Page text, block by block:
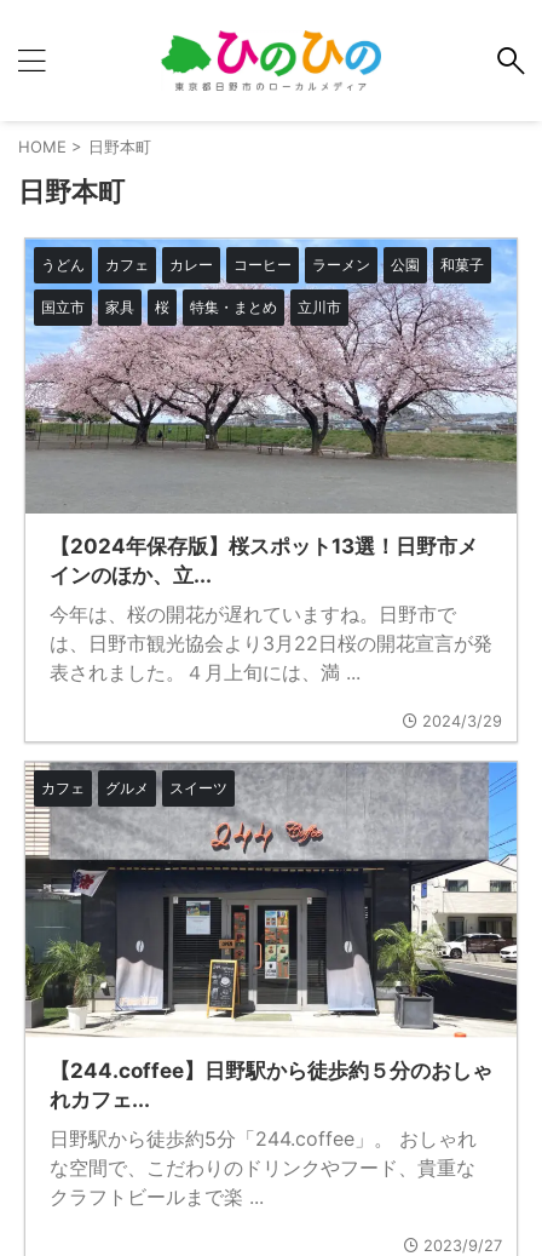
HOME > 日野本町
日野本町
うどん カフェ カレー コーヒー ラーメン 公園 和菓子
国立市 家具 桜 特集・まとめ 立川市
【2024年保存版】桜スポット13選！日野市メ
インのほか、立...
今年は、桜の開花が遅れていますね。日野市で
は、日野市観光協会より3月22日桜の開花宣言が発
表されました。４月上旬には、満 ...
2024/3/29
カフェ グルメ スイーツ
【244.coffee】日野駅から徒歩約５分のおしゃ
れカフェ...
日野駅から徒歩約5分「244.coffee」。 おしゃれ
な空間で、こだわりのドリンクやフード、貴重な
クラフトビールまで楽 ...
2023/9/27